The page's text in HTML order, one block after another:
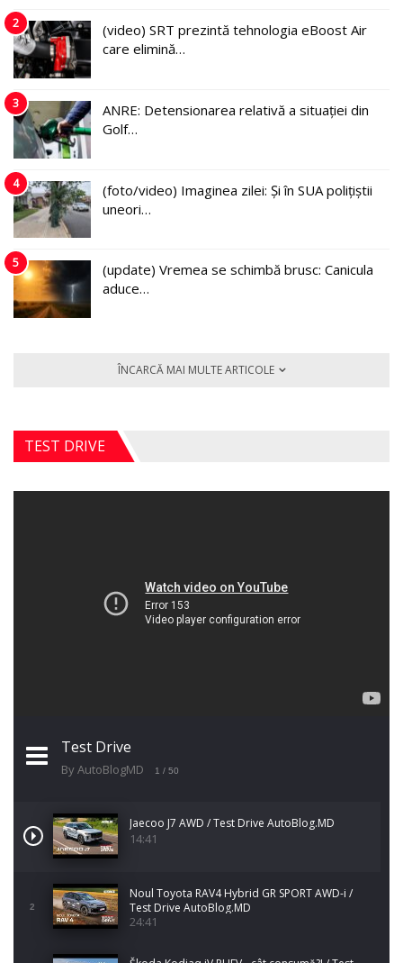
2
(video) SRT prezintă tehnologia eBoost Air
care elimină…
3
ANRE: Detensionarea relativă a situației din
Golf…
4
(foto/video) Imaginea zilei: Și în SUA polițiștii
uneori…
5
(update) Vremea se schimbă brusc: Canicula
aduce…
ÎNCARCĂ MAI MULTE ARTICOLE
TEST DRIVE
Test Drive
By AutoBlogMD 1 / 50
Jaecoo J7 AWD / Test Drive AutoBlog.MD
14:41
2
Noul Toyota RAV4 Hybrid GR SPORT AWD-i /
Test Drive AutoBlog.MD
24:41